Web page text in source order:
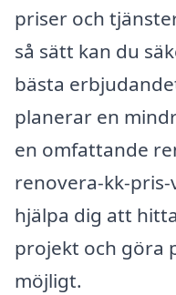
priser och
så sätt kan du
bästa
planerar en
en omfattande
renovera-kk-
hjälpa dig att
projekt och göra
möjligt.